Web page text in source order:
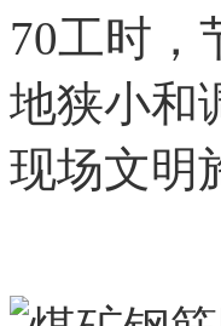
70工时，
地狭小和
现场文明